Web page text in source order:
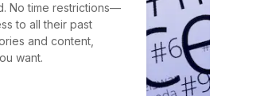
No time restrictions—
to all their past
and content,
want.